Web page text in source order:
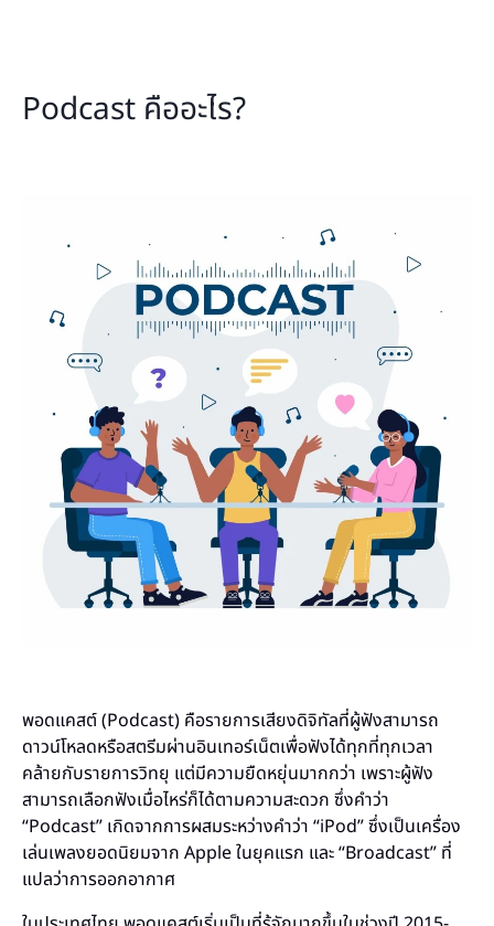
Podcast คืออะไร?
พอดแคสต์ (Podcast) คือรายการเสียงดิจิทัลที่ผู้ฟังสามารถ
ดาวน์โหลดหรือสตรีมผ่านอินเทอร์เน็ตเพื่อฟังได้ทุกที่ทุกเวลา
คล้ายกับรายการวิทยุ แต่มีความยืดหยุ่นมากกว่า เพราะผู้ฟัง
สามารถเลือกฟังเมื่อไหร่ก็ได้ตามความสะดวก ซึ่งคำว่า
“Podcast” เกิดจากการผสมระหว่างคำว่า “iPod” ซึ่งเป็นเครื่อง
เล่นเพลงยอดนิยมจาก Apple ในยุคแรก และ “Broadcast” ที่
แปลว่าการออกอากาศ